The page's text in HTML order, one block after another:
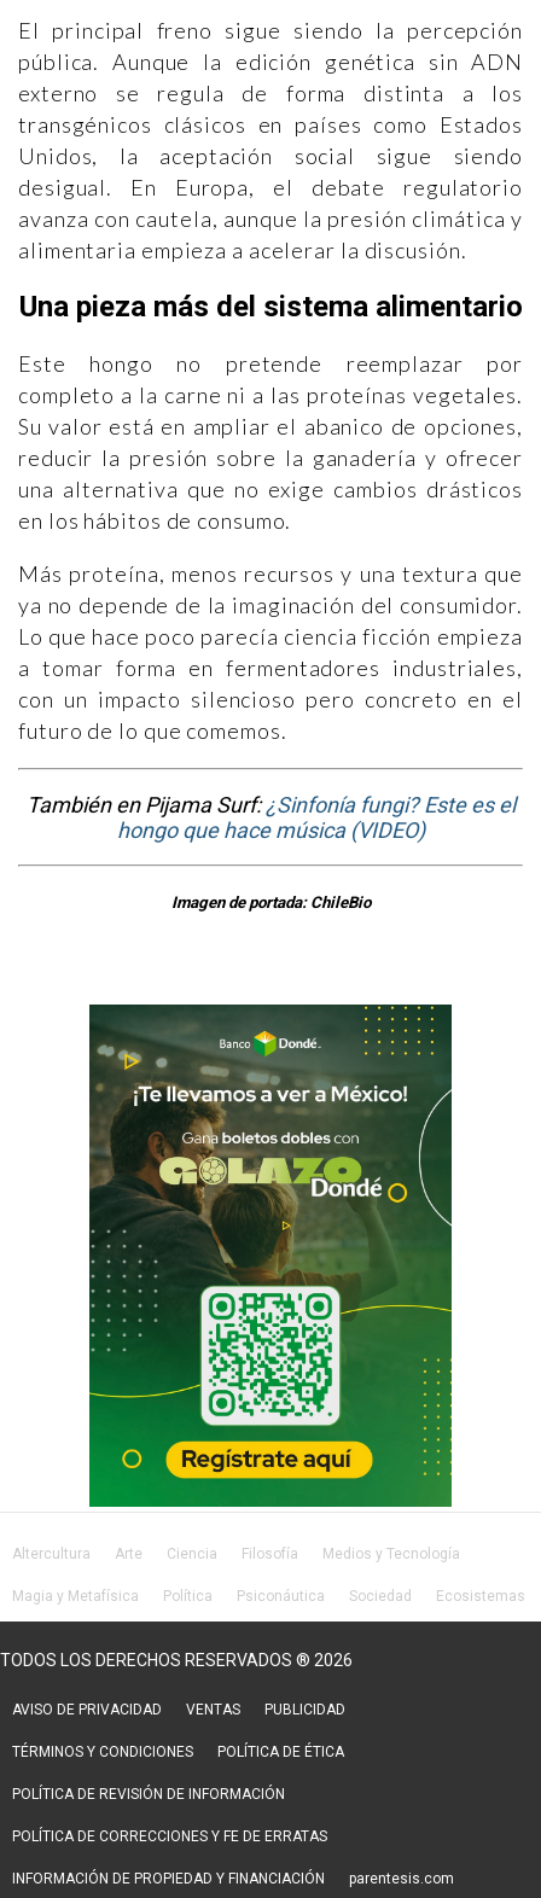
El principal freno sigue siendo la percepción
pública. Aunque la edición genética sin ADN
externo se regula de forma distinta a los
transgénicos clásicos en países como Estados
Unidos, la aceptación social sigue siendo
desigual. En Europa, el debate regulatorio
avanza con cautela, aunque la presión climática y
alimentaria empieza a acelerar la discusión.
Una pieza más del sistema alimentario
Este hongo no pretende reemplazar por
completo a la carne ni a las proteínas vegetales.
Su valor está en ampliar el abanico de opciones,
reducir la presión sobre la ganadería y ofrecer
una alternativa que no exige cambios drásticos
en los hábitos de consumo.
Más proteína, menos recursos y una textura que
ya no depende de la imaginación del consumidor.
Lo que hace poco parecía ciencia ficción empieza
a tomar forma en fermentadores industriales,
con un impacto silencioso pero concreto en el
futuro de lo que comemos.
También en Pijama Surf:¿Sinfonía fungi? Este es el
hongo que hace música (VIDEO)
Imagen de portada: ChileBio
Altercultura Arte Ciencia Filosofía Medios y Tecnología
Magia y Metafísica Política Psiconáutica Sociedad Ecosistemas
TODOS LOS DERECHOS RESERVADOS ® 2026
AVISO DE PRIVACIDAD VENTAS PUBLICIDAD
TÉRMINOS Y CONDICIONES POLÍTICA DE ÉTICA
POLÍTICA DE REVISIÓN DE INFORMACIÓN
POLÍTICA DE CORRECCIONES Y FE DE ERRATAS
INFORMACIÓN DE PROPIEDAD Y FINANCIACIÓN parentesis.com